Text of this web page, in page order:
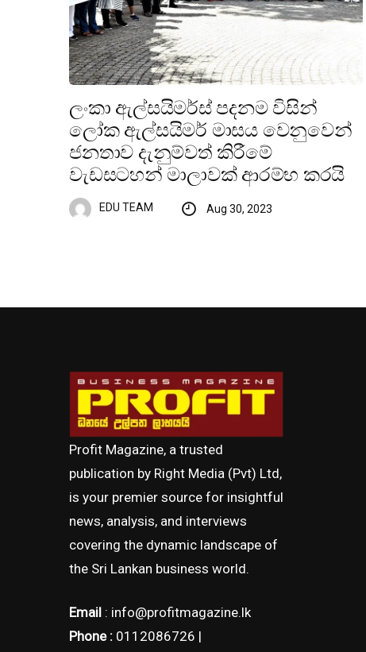
ලංකා ඇල්සයිමර්ස් පදනම විසින්
ලෝක ඇල්සයිමර් මාසය වෙනුවෙන්
ජනතාව දැනුම්වත් කිරීමේ
වැඩසටහන් මාලාවක් ආරම්භ කරයි
EDU TEAM Aug 30, 2023
Profit Magazine, a trusted
publication by Right Media (Pvt) Ltd,
is your premier source for insightful
news, analysis, and interviews
covering the dynamic landscape of
the Sri Lankan business world.
Email : info@profitmagazine.lk
Phone : 0112086726 |